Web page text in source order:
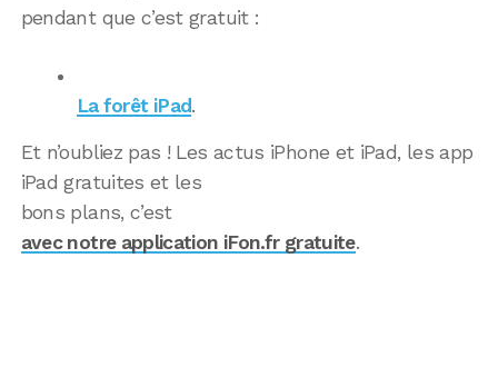
pendant que c’est gratuit :
La forêt iPad.
Et n’oubliez pas ! Les actus iPhone et iPad, les app
iPad gratuites et les
bons plans, c’est
avec notre application iFon.fr gratuite.